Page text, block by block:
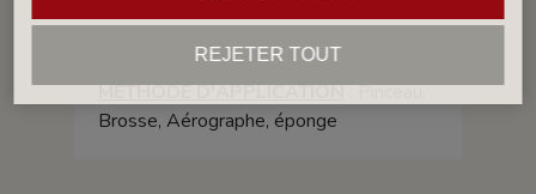
émail blanc cru.
MÉTHODE D'APPLICATION: Pinceau,
Brosse, Aérographe, éponge
REJETER TOUT